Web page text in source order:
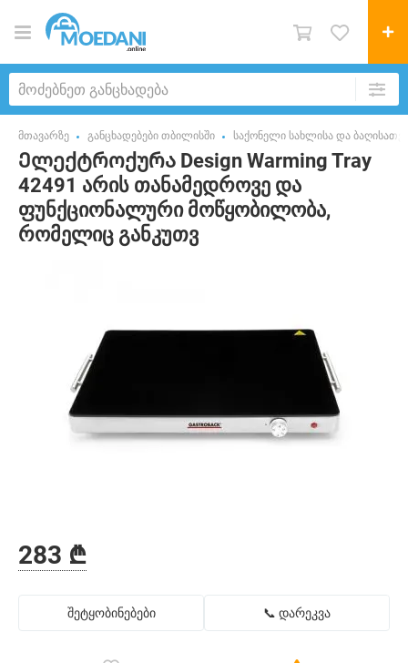
მთავარზე განცხადებები თბილისში საქონელი სახლისა და
Ელექტროქურა Design Warming Tray
42491 არის თანამედროვე და
ფუნქციონალური მოწყობილობა,
რომელიც განკუთვ
283 ₾
შეტყობინებები 📞 დარეკვა